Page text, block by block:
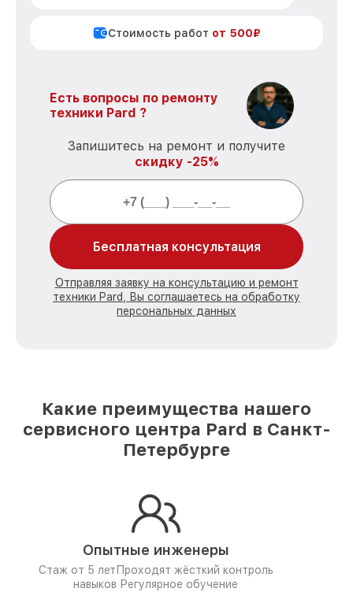
Стоимость работ от 500₽
Есть вопросы по ремонту
техники Pard ?
Запишитесь на ремонт и получите
скидку -25%
Бесплатная консультация
Отправляя заявку на консультацию и ремонт
техники Pard, Вы соглашаетесь на обработку
персональных данных
Какие преимущества нашего
сервисного центра Pard в Санкт-
Петербурге
Опытные инженеры
Стаж от 5 лет Проходят жёсткий контроль
навыков Регулярное обучение